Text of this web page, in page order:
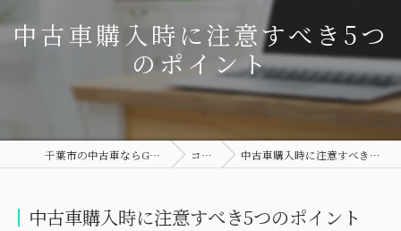
中古車購入時に注意すべき5つ
のポイント
千葉市の中古車ならGarage CIMA コラム 中古車購入時に注意すべき5つのポイント
中古車購入時に注意すべき5つのポイント